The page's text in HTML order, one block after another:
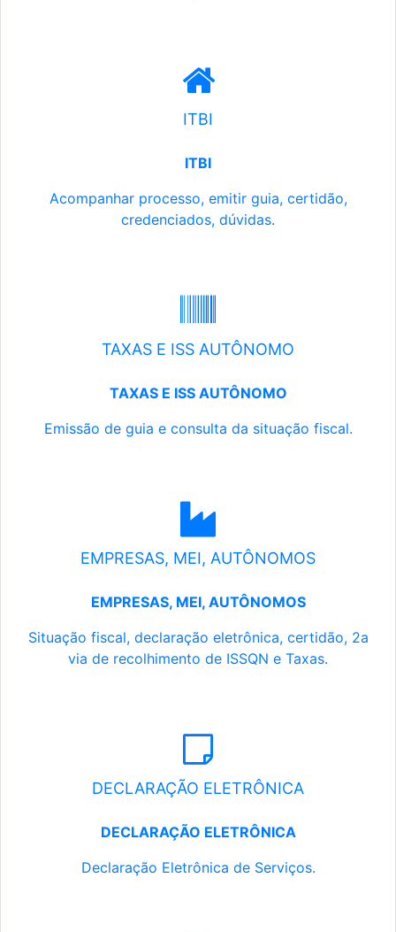
ITBI
ITBI
Acompanhar processo, emitir guia, certidão,
credenciados, dúvidas.
TAXAS E ISS AUTÔNOMO
TAXAS E ISS AUTÔNOMO
Emissão de guia e consulta da situação fiscal.
EMPRESAS, MEI, AUTÔNOMOS
EMPRESAS, MEI, AUTÔNOMOS
Situação fiscal, declaração eletrônica, certidão, 2a
via de recolhimento de ISSQN e Taxas.
DECLARAÇÃO ELETRÔNICA
DECLARAÇÃO ELETRÔNICA
Declaração Eletrônica de Serviços.